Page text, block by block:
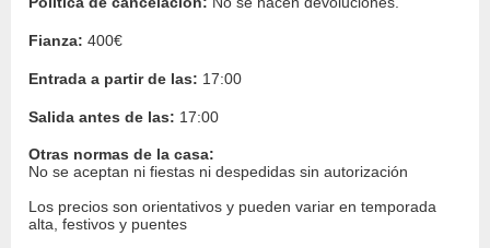
Fianza: 400€
Entrada a partir de las: 17:00
Salida antes de las: 17:00
Otras normas de la casa:
No se aceptan ni fiestas ni despedidas sin autorización
Los precios son orientativos y pueden variar en temporada
alta, festivos y puentes